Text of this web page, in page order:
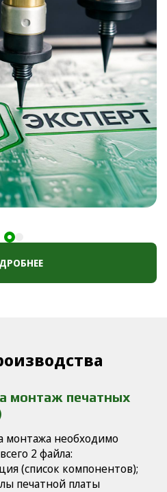
монтаж печатных
монтажа необходимо
2 файла:
(список компонентов);
печатной платы